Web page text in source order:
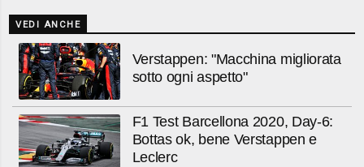
VEDI ANCHE
Verstappen: "Macchina migliorata
sotto ogni aspetto"
F1 Test Barcellona 2020, Day-6:
Bottas ok, bene Verstappen e
Leclerc